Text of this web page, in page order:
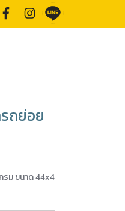
ถย่อย
รม ขนาด 44x4